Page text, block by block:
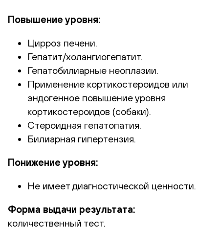
Повышение уровня:
Цирроз печени.
Гепатит/холангиогепатит.
Гепатобилиарные неоплазии.
Применение кортикостероидов или
эндогенное повышение уровня
кортикостероидов (собаки).
Стероидная гепатопатия.
Билиарная гипертензия.
Понижение уровня:
Не имеет диагностической ценности.
Форма выдачи результата:
количественный тест.